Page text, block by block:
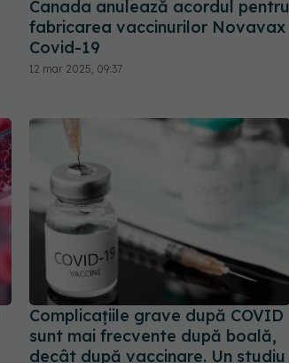
Canada anulează acordul pentru
fabricarea vaccinurilor Novavax
Covid-19
12 mar 2025, 09:37
Complicațiile grave după COVID
sunt mai frecvente după boală,
decât după vaccinare. Un studiu